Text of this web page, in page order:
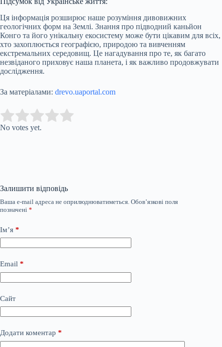
Ця інформація розширює наше розуміння дивовижних
геологічних форм на Землі. Знання про підводний каньйон
Конго та його унікальну екосистему може бути цікавим для всіх,
хто захоплюється географією, природою та вивченням
екстремальних середовищ. Це нагадування про те, як багато
незвіданого приховує наша планета, і як важливо продовжувати
дослідження.
За матеріалами: drevo.uaportal.com
Rate this item:
No votes yet.
Залишити відповідь
Ваша e-mail адреса не оприлюднюватиметься. Обов’язкові поля
позначені *
Ім’я *
Email *
Сайт
Додати коментар *